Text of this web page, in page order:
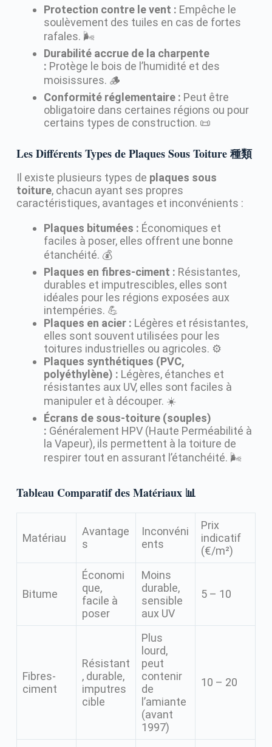
Protection contre le vent : Empêche le
soulèvement des tuiles en cas de fortes
rafales. 🌬️
Durabilité accrue de la charpente
: Protège le bois de l’humidité et des
moisissures. 🪵
Conformité réglementaire : Peut être
obligatoire dans certaines régions ou pour
certains types de construction. 📜
Les Différents Types de Plaques Sous Toiture 種類
Il existe plusieurs types de plaques sous
toiture, chacun ayant ses propres
caractéristiques, avantages et inconvénients :
Plaques bitumées : Économiques et
faciles à poser, elles offrent une bonne
étanchéité. 💰
Plaques en fibres-ciment : Résistantes,
durables et imputrescibles, elles sont
idéales pour les régions exposées aux
intempéries. 💪
Plaques en acier : Légères et résistantes,
elles sont souvent utilisées pour les
toitures industrielles ou agricoles. ⚙️
Plaques synthétiques (PVC,
polyéthylène) : Légères, étanches et
résistantes aux UV, elles sont faciles à
manipuler et à découper. ☀️
Écrans de sous-toiture (souples)
: Généralement HPV (Haute Perméabilité à
la Vapeur), ils permettent à la toiture de
respirer tout en assurant l’étanchéité. 🌬️
Tableau Comparatif des Matériaux 📊
Matériau
Avantage
s
Inconvéni
ents
Prix
indicatif
(€/m²)
Bitume
Économi
que,
facile à
poser
Moins
durable,
sensible
aux UV
5 – 10
Fibres-
ciment
Résistant
, durable,
imputres
cible
Plus
lourd,
peut
contenir
de
l’amiante
(avant
1997)
10 – 20